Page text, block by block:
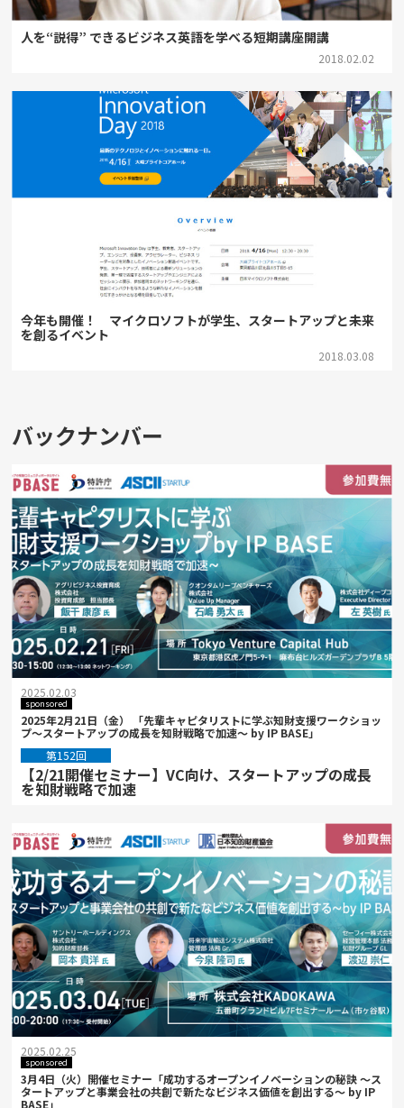
人を“説得” できるビジネス英語を学べる短期講座開講
2018.02.02
今年も開催！ マイクロソフトが学生、スタートアップと未来
を創るイベント
2018.03.08
バックナンバー
2025.02.03
sponsored
2025年2月21日（金） 「先輩キャピタリストに学ぶ知財支援ワークショッ
プ～スタートアップの成長を知財戦略で加速～ by IP BASE」
第152回
【2/21開催セミナー】VC向け、スタートアップの成長
を知財戦略で加速
2025.02.25
sponsored
3月4日（火）開催セミナー「成功するオープンイノベーションの秘訣 ～ス
タートアップと事業会社の共創で新たなビジネス価値を創出する～ by IP
BASE」